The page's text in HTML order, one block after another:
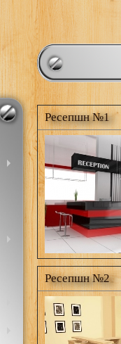
Ресепшн №1
Ресепшн №2